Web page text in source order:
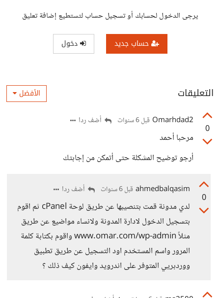
يرجى الدخول لحسابك أو تسجيل حساب لتستطيع إضافة تعليق
حساب جديد دخول
التعليقات الأفضل
0
Omarhdad2 قبل 6 سنوات أضف ردا
مرحبا أحمد
أرجو توضيح المشكلة حتى أتمكن من إجابتك
0
ahmedbalqasim قبل 6 سنوات أضف ردا
لدي مدونة قمت بتنصيبها عن طريق لوحة cPanel ثم اقوم
بتسجيل الدخول لادارة المدونة ولانساء مواضيع عن طريق
مثلاً www.omar.com/wp-admin واقوم بكتابة كلمة
المرور واسم المستخدم اود التسجيل عن طريق تطبيق
ووردبريي المتوفر على اندرويد وايفون كيف ذلك ؟